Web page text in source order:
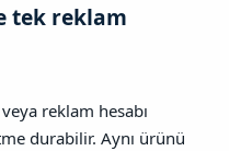
tek reklam
reklam hesabı
durabilir. Aynı ürünü